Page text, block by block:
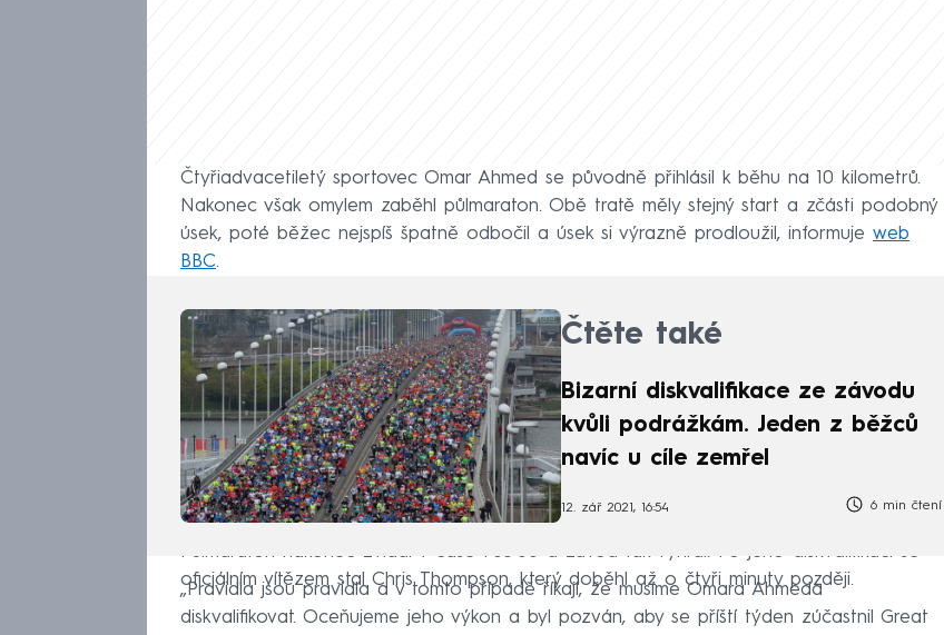
Čtyřiadvacetiletý sportovec Omar Ahmed se původně přihlásil k běhu na 10 kilometrů.
Nakonec však omylem zaběhl půlmaraton. Obě tratě měly stejný start a zčásti podobný
úsek, poté běžec nejspíš špatně odbočil a úsek si výrazně prodloužil, informuje web
BBC.
Čtěte také
Bizarní diskvalifikace ze závodu
kvůli podrážkám. Jeden z běžců
navíc u cíle zemřel
12. zář 2021, 16:54 6 min čtení
Půlmaraton nakonec zvládl v čase 1:03:08 a závod tak vyhrál. Po jeho diskvalifikaci se
oficiálním vítězem stal Chris Thompson, který doběhl až o čtyři minuty později.
„Pravidla jsou pravidla a v tomto případě říkají, že musíme Omara Ahmeda
diskvalifikovat. Oceňujeme jeho výkon a byl pozván, aby se příští týden zúčastnil Great